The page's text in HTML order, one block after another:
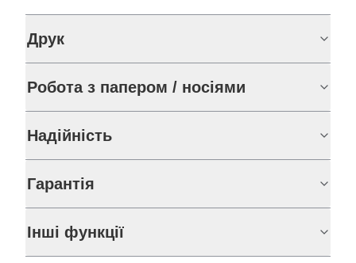
Друк
Робота з папером / носіями
Надійність
Гарантія
Інші функції